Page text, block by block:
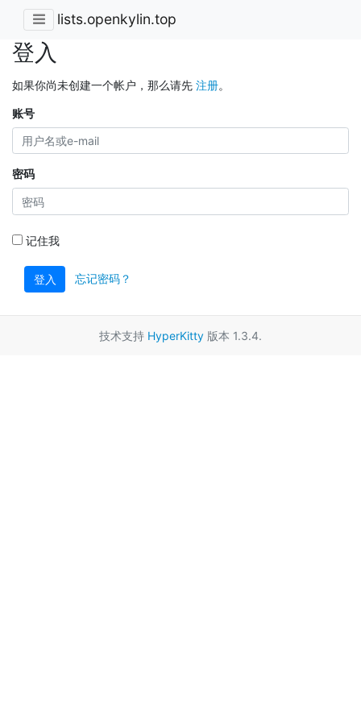
lists.openkylin.top
登入
如果你尚未创建一个帐户，那么请先 注册。
账号
密码
记住我
登入 忘记密码？
技术支持 HyperKitty 版本 1.3.4.